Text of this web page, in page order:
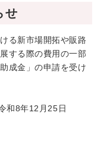
せ
る新市場開拓や販路
する際の費用の一部
成金」の申請を受け
和8年12月25日